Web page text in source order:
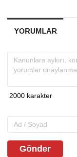
YORUMLAR
Gönder